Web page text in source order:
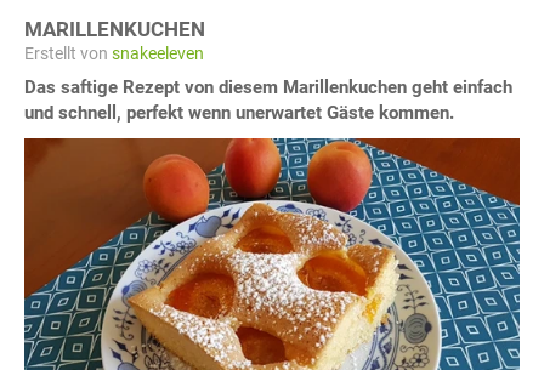
MARILLENKUCHEN
Erstellt von snakeeleven
Das saftige Rezept von diesem Marillenkuchen geht einfach
und schnell, perfekt wenn unerwartet Gäste kommen.